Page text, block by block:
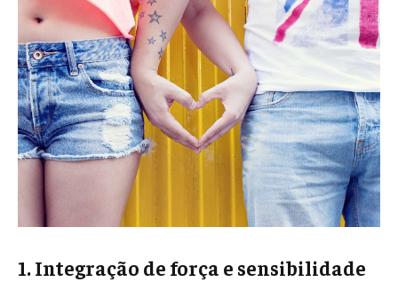
1. Integração de força e sensibilidade